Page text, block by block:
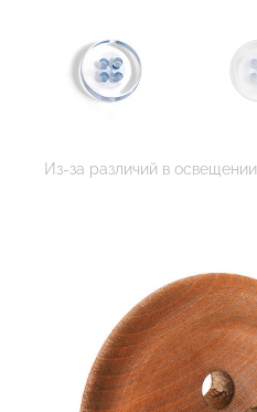
Из-за различий в